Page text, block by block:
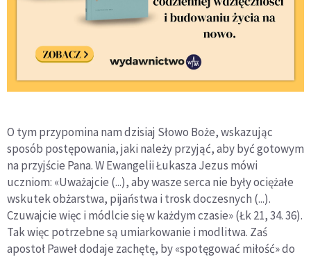
O tym przypomina nam dzisiaj Słowo Boże, wskazując
sposób postępowania, jaki należy przyjąć, aby być gotowym
na przyjście Pana. W Ewangelii Łukasza Jezus mówi
uczniom: «Uważajcie (...), aby wasze serca nie były ociężałe
wskutek obżarstwa, pijaństwa i trosk doczesnych (...).
Czuwajcie więc i módlcie się w każdym czasie» (Łk 21, 34. 36).
Tak więc potrzebne są umiarkowanie i modlitwa. Zaś
apostoł Paweł dodaje zachętę, by «spotęgować miłość» do